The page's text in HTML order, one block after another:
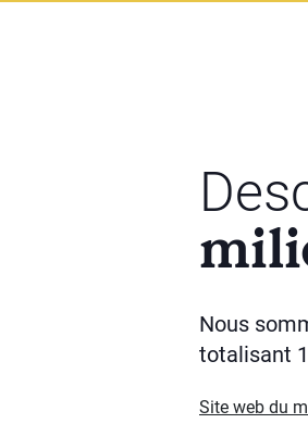
Nous
totalisant
Site web du